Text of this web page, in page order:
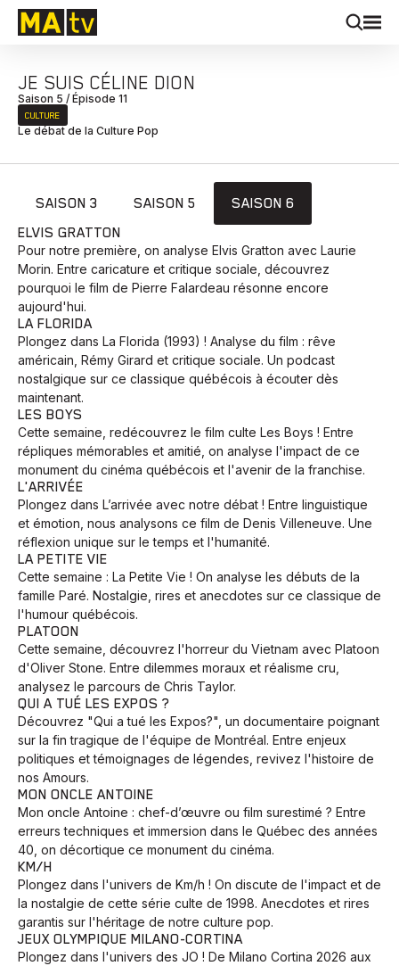
JE SUIS CÉLINE DION
Saison 5 / Épisode 11
CULTURE
Le débat de la Culture Pop
SAISON 3 SAISON 5
SAISON 6
ELVIS GRATTON
Pour notre première, on analyse Elvis Gratton avec Laurie
Morin. Entre caricature et critique sociale, découvrez
pourquoi le film de Pierre Falardeau résonne encore
aujourd'hui.
LA FLORIDA
Plongez dans La Florida (1993) ! Analyse du film : rêve
américain, Rémy Girard et critique sociale. Un podcast
nostalgique sur ce classique québécois à écouter dès
maintenant.
LES BOYS
Cette semaine, redécouvrez le film culte Les Boys ! Entre
répliques mémorables et amitié, on analyse l'impact de ce
monument du cinéma québécois et l'avenir de la franchise.
L'ARRIVÉE
Plongez dans L’arrivée avec notre débat ! Entre linguistique
et émotion, nous analysons ce film de Denis Villeneuve. Une
réflexion unique sur le temps et l'humanité.
LA PETITE VIE
Cette semaine : La Petite Vie ! On analyse les débuts de la
famille Paré. Nostalgie, rires et anecdotes sur ce classique de
l'humour québécois.
PLATOON
Cette semaine, découvrez l'horreur du Vietnam avec Platoon
d'Oliver Stone. Entre dilemmes moraux et réalisme cru,
analysez le parcours de Chris Taylor.
QUI A TUÉ LES EXPOS ?
Découvrez "Qui a tué les Expos?", un documentaire poignant
sur la fin tragique de l'équipe de Montréal. Entre enjeux
politiques et témoignages de légendes, revivez l'histoire de
nos Amours.
MON ONCLE ANTOINE
Mon oncle Antoine : chef-d’œuvre ou film surestimé ? Entre
erreurs techniques et immersion dans le Québec des années
40, on décortique ce monument du cinéma.
KM/H
Plongez dans l'univers de Km/h ! On discute de l'impact et de
la nostalgie de cette série culte de 1998. Anecdotes et rires
garantis sur l'héritage de notre culture pop.
JEUX OLYMPIQUE MILANO-CORTINA
Plongez dans l'univers des JO ! De Milano Cortina 2026 aux